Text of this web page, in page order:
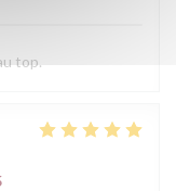
top.